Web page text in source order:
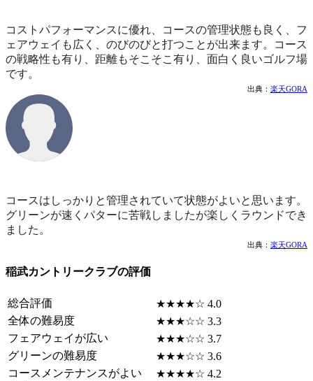
コストパフォーマンスに優れ、コースの管理状態も良く、フ
ェアウェイも広く、のびのびと打つことが出来ます。コース
の戦略性も有り、距離もそこそこ有り、面白く良いゴルフ場
です。
出典： 楽天GORA
コースはしっかりと管理されていて状態がよいと思います。
グリーンが速くパターに苦戦しましたが楽しくラウンドでき
ました。
出典： 楽天GORA
稲武カントリークラブの評価
総合評価
★★★★☆ 4.0
全体の難易度
★★★☆☆ 3.3
フェアウェイが広い
★★★☆☆ 3.7
グリーンの難易度
★★★☆☆ 3.6
コースメンテナンスがよい
★★★★☆ 4.2